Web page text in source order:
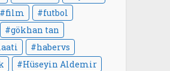
film
futbol
gökhan tan
habervs
Hüseyin Aldemir